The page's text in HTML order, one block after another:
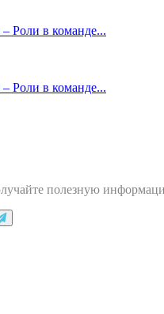
Роли в команде...
Роли в команде...
полезную